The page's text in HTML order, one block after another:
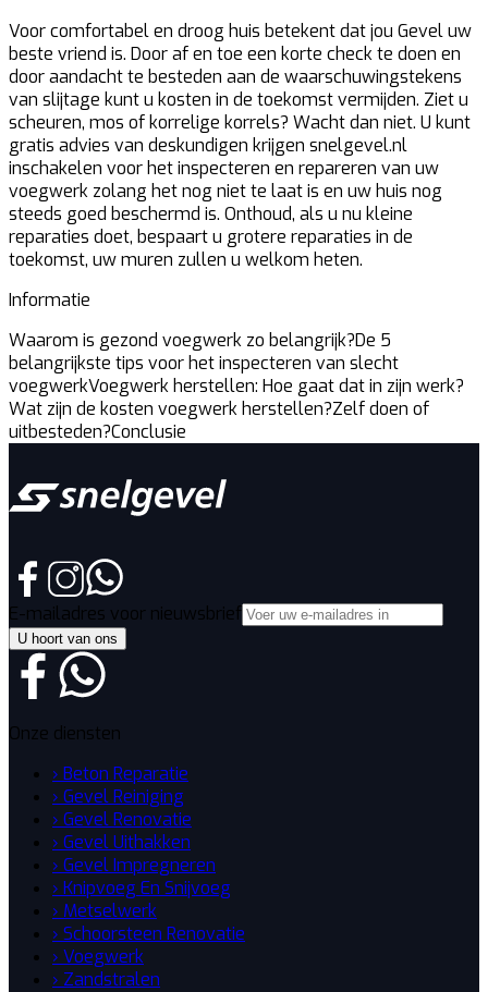
Voor comfortabel en droog huis betekent dat jou Gevel uw
beste vriend is. Door af en toe een korte check te doen en
door aandacht te besteden aan de waarschuwingstekens
van slijtage kunt u kosten in de toekomst vermijden. Ziet u
scheuren, mos of korrelige korrels? Wacht dan niet. U kunt
gratis advies van deskundigen krijgen snelgevel.nl
inschakelen voor het inspecteren en repareren van uw
voegwerk zolang het nog niet te laat is en uw huis nog
steeds goed beschermd is. Onthoud, als u nu kleine
reparaties doet, bespaart u grotere reparaties in de
toekomst, uw muren zullen u welkom heten.
Informatie
Waarom is gezond voegwerk zo belangrijk?De 5
belangrijkste tips voor het inspecteren van slecht
voegwerkVoegwerk herstellen: Hoe gaat dat in zijn werk?
Wat zijn de kosten voegwerk herstellen?Zelf doen of
uitbesteden?Conclusie
E-mailadres voor nieuwsbrief
U hoort van ons
Onze diensten
› Beton Reparatie
› Gevel Reiniging
› Gevel Renovatie
› Gevel Uithakken
› Gevel Impregneren
› Knipvoeg En Snijvoeg
› Metselwerk
› Schoorsteen Renovatie
› Voegwerk
› Zandstralen